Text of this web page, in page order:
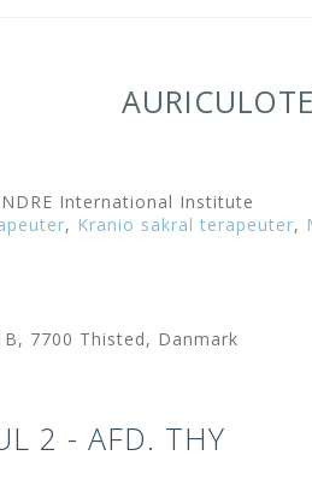
International Institute
, Kranio sakral terapeuter,
7700 Thisted, Danmark
2 - AFD. THY